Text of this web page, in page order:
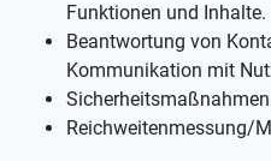
Funktionen und Inhalte.
Beantwortung von
Kommunikation mit
Reichweitenmessung/